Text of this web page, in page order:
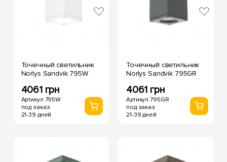
Точечный светильник
Norlys Sandvik 795W
4061 грн
Артикул 795W
под заказ
21-39 дней
Точечный светильник
Norlys Sandvik 795GR
4061 грн
Артикул 795GR
под заказ
21-39 дней